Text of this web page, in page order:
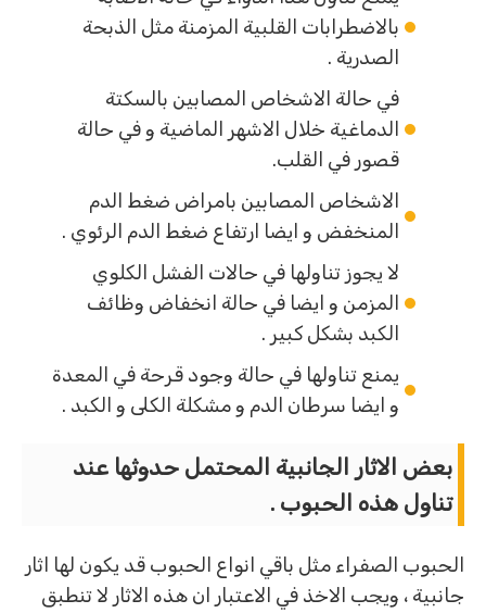
بالاضطرابات القلبية المزمنة مثل الذبحة
الصدرية .
في حالة الاشخاص المصابين بالسكتة
الدماغية خلال الاشهر الماضية و في حالة
قصور في القلب.
الاشخاص المصابين بامراض ضغط الدم
المنخفض و ايضا ارتفاع ضغط الدم الرئوي .
لا يجوز تناولها في حالات الفشل الكلوي
المزمن و ايضا في حالة انخفاض وظائف
الكبد بشكل كبير .
يمنع تناولها في حالة وجود قرحة في المعدة
و ايضا سرطان الدم و مشكلة الكلى و الكبد .
بعض الاثار الجانبية المحتمل حدوثها عند
تناول هذه الحبوب .
الحبوب الصفراء مثل باقي انواع الحبوب قد يكون لها اثار
جانبية ، ويجب الاخذ في الاعتبار ان هذه الاثار لا تنطبق